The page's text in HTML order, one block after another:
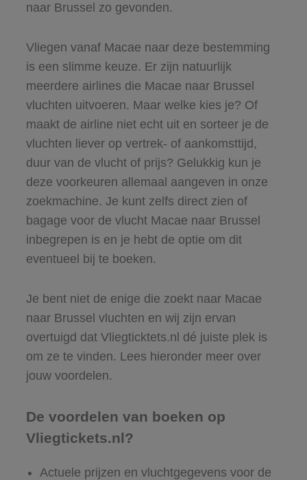
naar Brussel zo gevonden.
Vliegen vanaf Macae naar deze bestemming
is een slimme keuze. Er zijn natuurlijk
meerdere airlines die Macae naar Brussel
vluchten uitvoeren. Maar welke kies je? Of
maakt de airline niet echt uit en sorteer je de
vluchten liever op vertrek- of aankomsttijd,
duur van de vlucht of prijs? Gelukkig kun je
deze voorkeuren allemaal aangeven in onze
zoekmachine. Je kunt zelfs direct zien of
bagage voor de vlucht Macae naar Brussel
inbegrepen is en je hebt de optie om dit
eventueel bij te boeken.
Je bent niet de enige die zoekt naar Macae
naar Brussel vluchten en wij zijn ervan
overtuigd dat Vliegticktets.nl dé juiste plek is
om ze te vinden. Lees hieronder meer over
jouw voordelen.
De voordelen van boeken op
Vliegtickets.nl?
Actuele prijzen en vluchtgegevens voor de